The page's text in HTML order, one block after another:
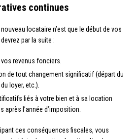
continues
locataire n’est que le début de vos
par la suite :
revenus fonciers.
de tout changement significatif (départ du
loyer, etc.).
liés à votre bien et à sa location
après l’année d’imposition.
ces conséquences fiscales, vous